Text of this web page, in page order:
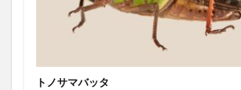
トノサマバッタ